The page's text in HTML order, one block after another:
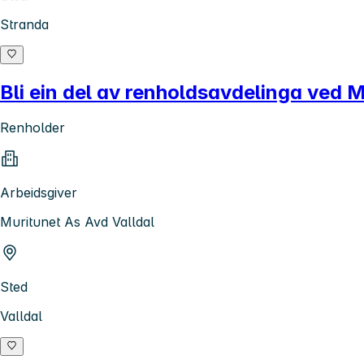
Stranda
Bli ein del av renholdsavdelinga ved
Renholder
Arbeidsgiver
Muritunet As Avd Valldal
Sted
Valldal